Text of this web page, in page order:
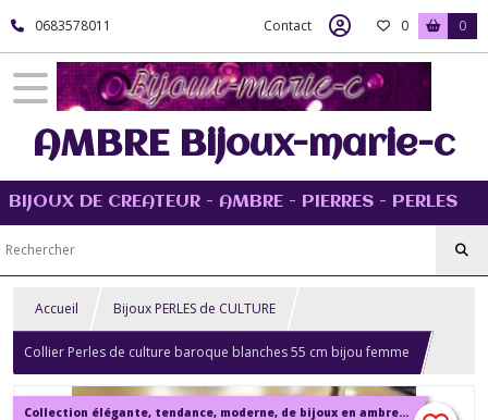
0683578011 Contact 0 0
AMBRE Bijoux-marie-c
BIJOUX DE CREATEUR - AMBRE - PIERRES - PERLES
Accueil Bijoux PERLES de CULTURE
Collier Perles de culture baroque blanches 55 cm bijou femme
Collection élégante, tendance, moderne, de bijoux en ambre, pierre, perles.